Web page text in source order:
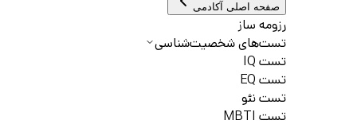
صفحه اصلی آکادمی
رزومه ساز
تست‌های شخصیت‌شناسی
تست IQ
تست EQ
تست نئو
تست MBTI